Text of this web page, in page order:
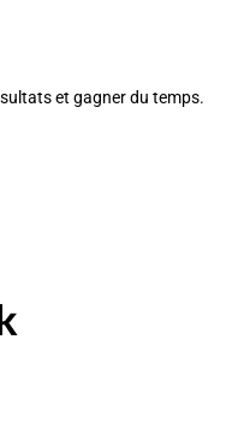
et gagner du temps.